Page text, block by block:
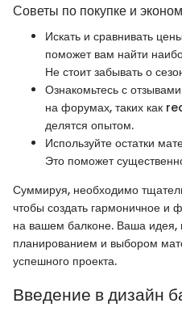
Советы по покупке и
Искать и сравнивать
поможет вам найти
Не стоит забывать о
Ознакомьтесь с
на форумах, таких как
делятся опытом.
Используйте остатки
Это поможет
Суммируя, необходимо
чтобы создать гармоничное и
на вашем балконе. Ваша идея,
планированием и выбором
успешного проекта.
Введение в дизайн